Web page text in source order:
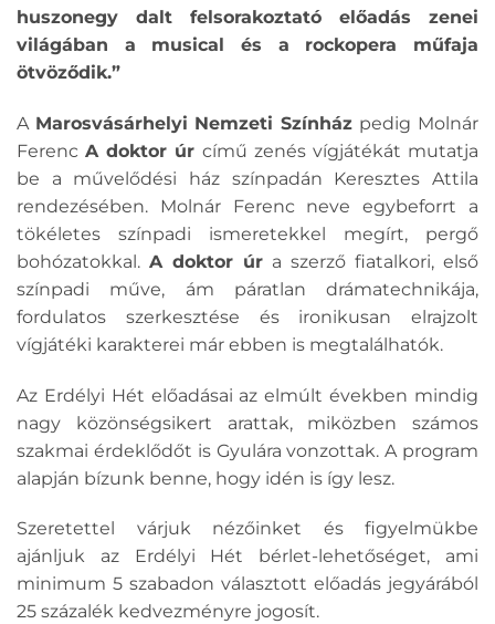
huszonegy dalt felsorakoztató előadás zenei
világában a musical és a rockopera műfaja
ötvöződik.”
A Marosvásárhelyi Nemzeti Színház pedig Molnár
Ferenc A doktor úr című zenés vígjátékát mutatja
be a művelődési ház színpadán Keresztes Attila
rendezésében. Molnár Ferenc neve egybeforrt a
tökéletes színpadi ismeretekkel megírt, pergő
bohózatokkal. A doktor úr a szerző fiatalkori, első
színpadi műve, ám páratlan drámatechnikája,
fordulatos szerkesztése és ironikusan elrajzolt
vígjátéki karakterei már ebben is megtalálhatók.
Az Erdélyi Hét előadásai az elmúlt években mindig
nagy közönségsikert arattak, miközben számos
szakmai érdeklődőt is Gyulára vonzottak. A program
alapján bízunk benne, hogy idén is így lesz.
Szeretettel várjuk nézőinket és figyelmükbe
ajánljuk az Erdélyi Hét bérlet-lehetőséget, ami
minimum 5 szabadon választott előadás jegyárából
25 százalék kedvezményre jogosít.